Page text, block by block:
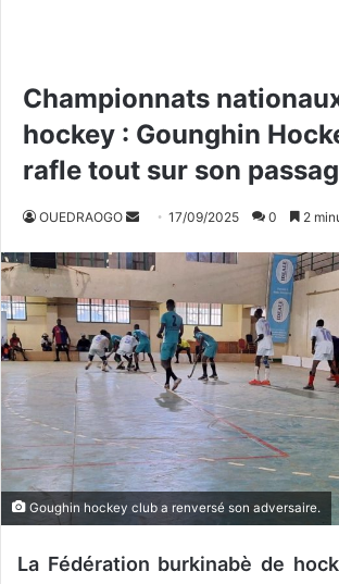
Championnats
hockey : Gounghin
rafle tout sur son
OUEDRAOGO
v
y
e
r
n
o
u
r
17/09/2025 0 2
Goughin hockey club a renversé son adversaire.
La Fédération burkinabè de